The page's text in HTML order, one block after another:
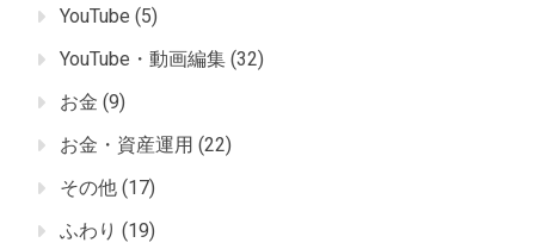
YouTube (5)
YouTube・動画編集 (32)
お金 (9)
お金・資産運用 (22)
その他 (17)
ふわり (19)